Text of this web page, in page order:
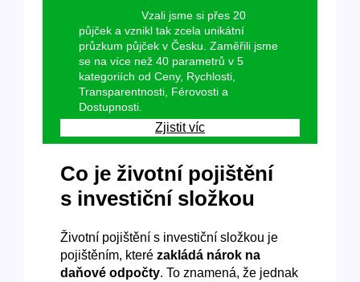
Vzali jsme si přes 20
půjček a vznikl tak zcela unikátní
průzkum půjček v Česku. Zaměřili jsme
se na více než 40 parametrů v 5
kategoriích od Ceny, Rychlosti,
Transparentnosti, Férovosti a
Dostupnosti.
Zjistit víc
Co je životní pojištění
s investiční složkou
Životní pojištění s investiční složkou je
pojištěním, kterézakládá nárok na
daňové odpočty. To znamená, že jednak